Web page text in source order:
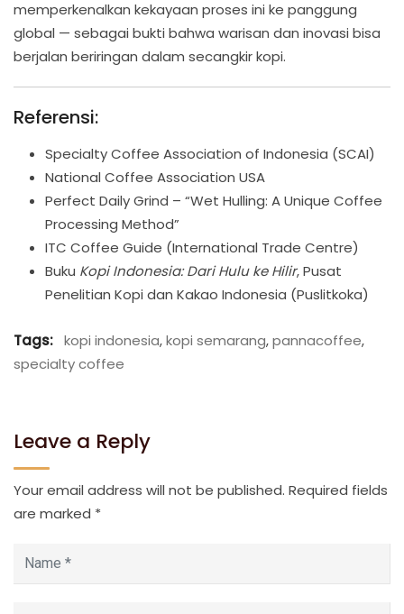
memperkenalkan kekayaan proses ini ke panggung
global — sebagai bukti bahwa warisan dan inovasi bisa
berjalan beriringan dalam secangkir kopi.
Referensi:
Specialty Coffee Association of Indonesia (SCAI)
National Coffee Association USA
Perfect Daily Grind – “Wet Hulling: A Unique Coffee
Processing Method”
ITC Coffee Guide (International Trade Centre)
Buku Kopi Indonesia: Dari Hulu ke Hilir, Pusat
Penelitian Kopi dan Kakao Indonesia (Puslitkoka)
Tags: kopi indonesia,kopi semarang,pannacoffee,
specialty coffee
Leave a Reply
Your email address will not be published. Required fields
are marked *